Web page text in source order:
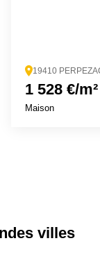
19410
1 528 €/m²
Maison
villes